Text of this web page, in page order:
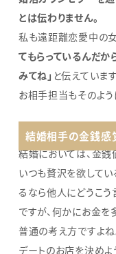
とは伝わりません。
私も遠距離恋愛中の
てもらっているんだか
みてね」 と伝えています
お相手担当もそのよう
結婚相手の金銭感
結婚においては、金
いつも贅沢を欲してい
るなら他人にどうこう
ですが、何かにお金を
普通の考え方ですよね
デートのお店を決めよ